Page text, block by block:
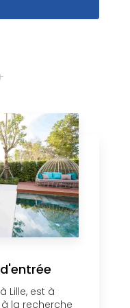
Lille, est à
la recherche